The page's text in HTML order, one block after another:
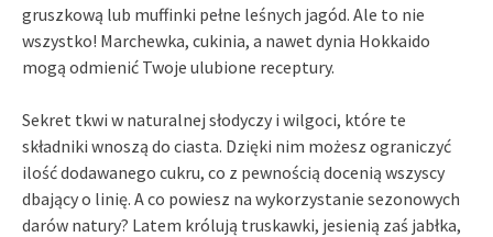
gruszkową lub muffinki pełne leśnych jagód. Ale to nie
wszystko! Marchewka, cukinia, a nawet dynia Hokkaido
mogą odmienić Twoje ulubione receptury.
Sekret tkwi w naturalnej słodyczy i wilgoci, które te
składniki wnoszą do ciasta. Dzięki nim możesz ograniczyć
ilość dodawanego cukru, co z pewnością docenią wszyscy
dbający o linię. A co powiesz na wykorzystanie sezonowych
darów natury? Latem królują truskawki, jesienią zaś jabłka,